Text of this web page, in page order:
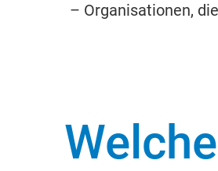
Organisationen,